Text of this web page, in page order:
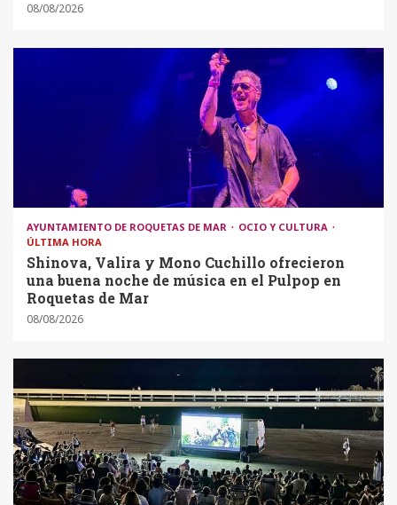
08/08/2026
AYUNTAMIENTO DE ROQUETAS DE MAR
OCIO Y CULTURA
ÚLTIMA HORA
Shinova, Valira y Mono Cuchillo ofrecieron
una buena noche de música en el Pulpop en
Roquetas de Mar
08/08/2026